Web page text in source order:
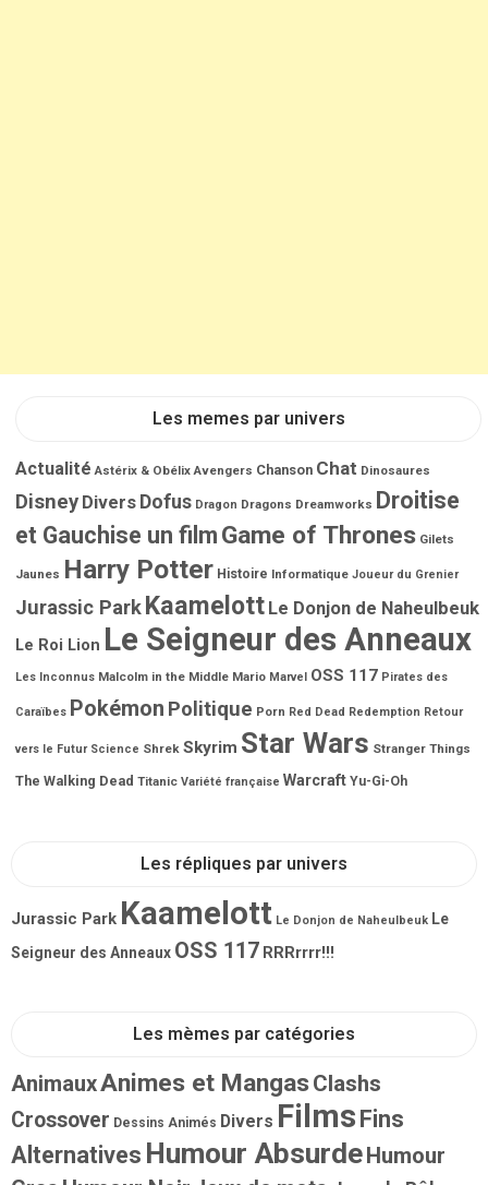
Les memes par univers
Actualité Astérix & Obélix Avengers Chanson Chat Dinosaures
Disney Divers Dofus Dragon Dragons Dreamworks Droitise
et Gauchise un film Game of Thrones Gilets
Jaunes Harry Potter Histoire Informatique Joueur du Grenier
Jurassic ParkKaamelott Le Donjon de Naheulbeuk
Le Roi Lion Le Seigneur des Anneaux
Les Inconnus Malcolm in the Middle Mario Marvel OSS 117 Pirates des
Caraïbes Pokémon Politique Porn Red Dead Redemption Retour
vers le Futur Science Shrek Skyrim Star Wars Stranger Things
The Walking Dead Titanic Variété française Warcraft Yu-Gi-Oh
Les répliques par univers
Jurassic Park Kaamelott Le Donjon de Naheulbeuk Le
Seigneur des Anneaux OSS 117 RRRrrrr!!!
Les mèmes par catégories
AnimauxAnimes et MangasClashs
Crossover Dessins Animés Divers Films Fins
Alternatives Humour AbsurdeHumour